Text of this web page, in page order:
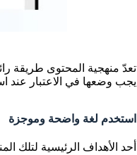
تعدّ منهجية المحتوى طريقة
يجب وضعها في الاعتبار عند
استخدم لغة واضحة وموجزة
أحد الأهداف الرئيسية لتلك